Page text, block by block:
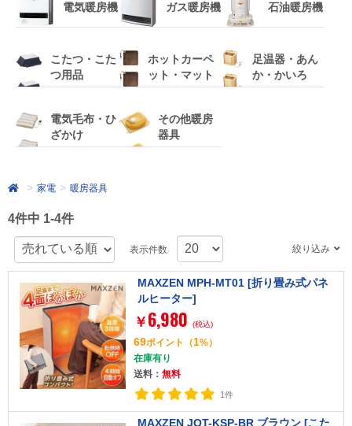
電気暖房機 ガス暖房機 石油暖房機
こたつ・こた
つ用品
ホットカーペ
ット・マット
足温器・あん
か・かいろ
電気毛布・ひ
ざかけ
その他暖房
器具
家電 暖房器具
4件中 1-4件
表示件数 絞り込み
MAXZEN MPH-MT01 [折り畳み式パネ
ルヒーター]
￥ 6,980 (税込)
69ポイント （1%）
在庫有り
送料： 無料
1件
MAXZEN JOT-KSP-BR ブラウン [こた